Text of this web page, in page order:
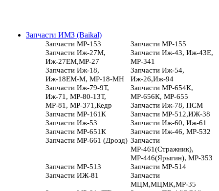
Запчасти ИМЗ (Baikal)
Запчасти МР-153
Запчасти МР-155
Запчасти Иж-27М,
Иж-27ЕМ,МР-27
Запчасти Иж-43, Иж-43Е,
МР-341
Запчасти Иж-18,
Иж-18ЕМ-М, МР-18-МН
Запчасти Иж-54,
Иж-26,Иж-94
Запчасти Иж-79-9Т,
Иж-71, МР-80-13Т,
МР-81, МР-371,Кедр
Запчасти МР-654К,
МР-656К, МР-655
Запчасти Иж-78, ПСМ
Запчасти МР-161К
Запчасти МР-512,ИЖ-38
Запчасти Иж-53
Запчасти Иж-60, Иж-61
Запчасти МР-651К
Запчасти Иж-46, МР-532
Запчасти МР-661 (Дрозд) Запчасти
МР-461(Стражник),
МР-446(Ярыгин), МР-353
Запчасти МР-513
Запчасти МР-514
Запчасти ИЖ-81
Запчасти
МЦМ,МЦМК,МР-35